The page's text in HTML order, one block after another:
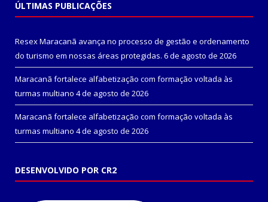
ÚLTIMAS PUBLICAÇÕES
Resex Maracanã avança no processo de gestão e ordenamento
do turismo em nossas áreas protegidas. 6 de agosto de 2026
Maracanã fortalece alfabetização com formação voltada às
turmas multiano 4 de agosto de 2026
Maracanã fortalece alfabetização com formação voltada às
turmas multiano 4 de agosto de 2026
DESENVOLVIDO POR CR2